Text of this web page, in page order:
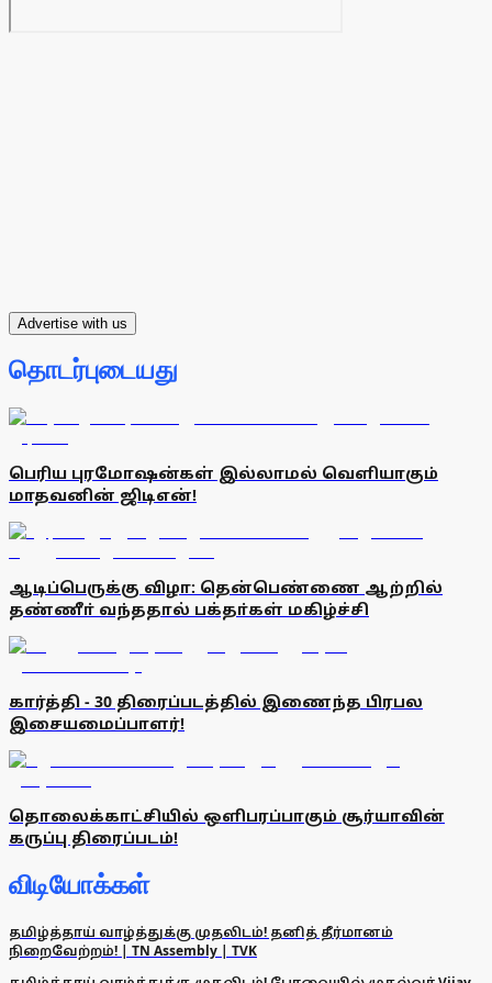
Advertise with us
தொடர்புடையது
பெரிய புரமோஷன்கள் இல்லாமல் வெளியாகும்
மாதவனின் ஜிடிஎன்!
ஆடிப்பெருக்கு விழா: தென்பெண்ணை ஆற்றில்
தண்ணீா் வந்ததால் பக்தா்கள் மகிழ்ச்சி
கார்த்தி - 30 திரைப்படத்தில் இணைந்த பிரபல
இசையமைப்பாளர்!
தொலைக்காட்சியில் ஒளிபரப்பாகும் சூர்யாவின்
கருப்பு திரைப்படம்!
விடியோக்கள்
தமிழ்த்தாய் வாழ்த்துக்கு முதலிடம்! தனித் தீர்மானம்
நிறைவேற்றம்! | TN Assembly | TVK